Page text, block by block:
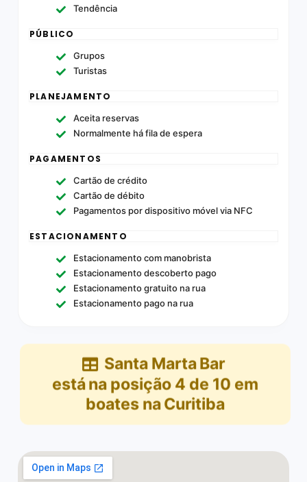
Tendência
PÚBLICO
Grupos
Turistas
PLANEJAMENTO
Aceita reservas
Normalmente há fila de espera
PAGAMENTOS
Cartão de crédito
Cartão de débito
Pagamentos por dispositivo móvel via NFC
ESTACIONAMENTO
Estacionamento com manobrista
Estacionamento descoberto pago
Estacionamento gratuito na rua
Estacionamento pago na rua
Santa Marta Bar
está na posição 4 de 10 em
boates na Curitiba